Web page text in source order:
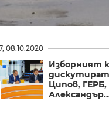
08.10.2020
Изборният
Ципов, ГЕРБ,